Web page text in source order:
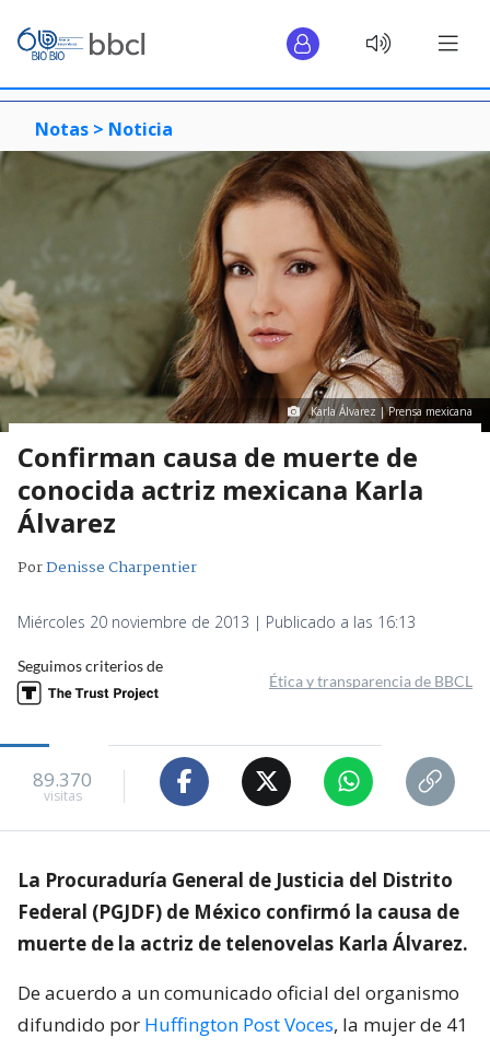
Notas > Noticia
Karla Álvarez | Prensa mexicana
Confirman causa de muerte de
conocida actriz mexicana Karla
Álvarez
PorDenisse Charpentier
Miércoles 20 noviembre de 2013 | Publicado a las 16:13
Seguimos criterios de
Ética y transparencia de BBCL
89.370
visitas
La Procuraduría General de Justicia del Distrito
Federal (PGJDF) de México confirmó la causa de
muerte de la actriz de telenovelas Karla Álvarez.
De acuerdo a un comunicado oficial del organismo
difundido por Huffington Post Voces, la mujer de 41